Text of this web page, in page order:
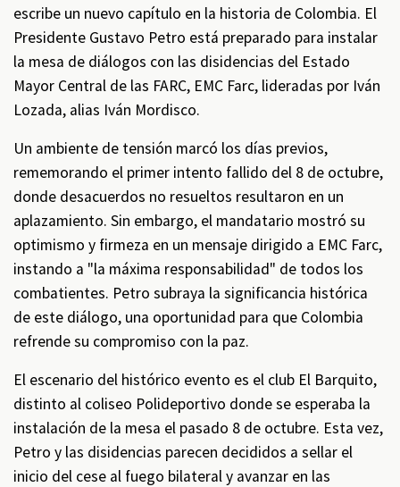
escribe un nuevo capítulo en la historia de Colombia. El
Presidente Gustavo Petro está preparado para instalar
la mesa de diálogos con las disidencias del Estado
Mayor Central de las FARC, EMC Farc, lideradas por Iván
Lozada, alias Iván Mordisco.
Un ambiente de tensión marcó los días previos,
rememorando el primer intento fallido del 8 de octubre,
donde desacuerdos no resueltos resultaron en un
aplazamiento. Sin embargo, el mandatario mostró su
optimismo y firmeza en un mensaje dirigido a EMC Farc,
instando a "la máxima responsabilidad" de todos los
combatientes. Petro subraya la significancia histórica
de este diálogo, una oportunidad para que Colombia
refrende su compromiso con la paz.
El escenario del histórico evento es el club El Barquito,
distinto al coliseo Polideportivo donde se esperaba la
instalación de la mesa el pasado 8 de octubre. Esta vez,
Petro y las disidencias parecen decididos a sellar el
inicio del cese al fuego bilateral y avanzar en las